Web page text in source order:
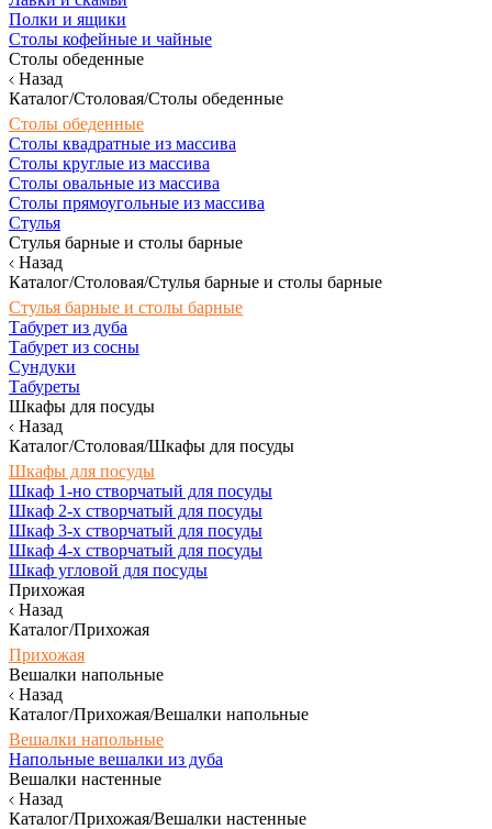
Полки и ящики
Столы кофейные и чайные
Столы обеденные
Назад
Каталог/Столовая/Столы обеденные
Столы обеденные
Столы квадратные из массива
Столы круглые из массива
Столы овальные из массива
Столы прямоугольные из массива
Стулья
Стулья барные и столы барные
Назад
Каталог/Столовая/Стулья барные и столы барные
Стулья барные и столы барные
Табурет из дуба
Табурет из сосны
Сундуки
Табуреты
Шкафы для посуды
Назад
Каталог/Столовая/Шкафы для посуды
Шкафы для посуды
Шкаф 1-но створчатый для посуды
Шкаф 2-х створчатый для посуды
Шкаф 3-х створчатый для посуды
Шкаф 4-х створчатый для посуды
Шкаф угловой для посуды
Прихожая
Назад
Каталог/Прихожая
Прихожая
Вешалки напольные
Назад
Каталог/Прихожая/Вешалки напольные
Вешалки напольные
Напольные вешалки из дуба
Вешалки настенные
Назад
Каталог/Прихожая/Вешалки настенные